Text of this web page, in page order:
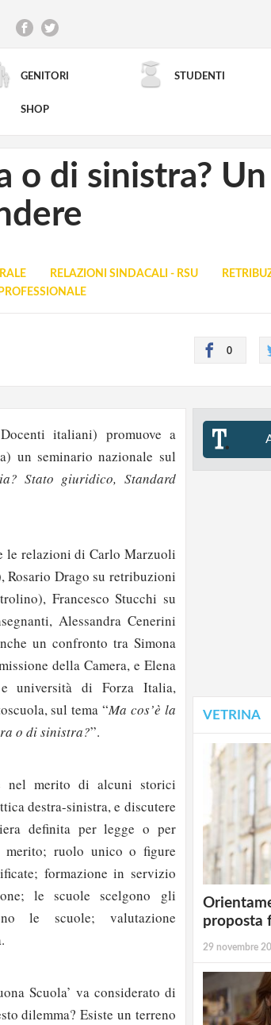
GENITORI STUDENTI
SHOP
RICERCA AVANZATA
o di sinistra?
RELAZIONI SINDACALI - RSU
0
italiani) promuove a
un seminario nazionale sul
Stato giuridico, Standard
le relazioni di Carlo Marzuoli
Drago su retribuzioni
Francesco Stucchi su
Alessandra Cenerini
un confronto tra Simona
della Camera, e Elena
e università di Forza Italia,
sul tema “Ma cos’è la
o di sinistra?”.
nel merito di alcuni storici
destra-sinistra, e discutere
definita per legge o per
ruolo unico o figure
formazione in servizio
le scuole scelgono gli
le scuole; valutazione
Scuola’ va considerato di
dilemma? Esiste un terreno
VETRINA
proposta
29 novembre